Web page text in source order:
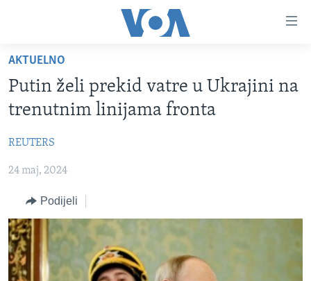
glavni
sadržaj
Pređi
na
glavnu
Idi
pretragu
TV PROGRAM
VIJESTI
SJEDINJENE AMERIČKE DRŽAVE
BOSNA I HERCEGOVINA
SVIJET
NAUKA I TEHNOLOGIJA
SPECIJALNI PROJEKTI
KORUPCIJA
SLOBODA MEDIJA
ŽENSKA STRANA
AKTUELNO
Putin želi prekid vatre u Ukrajini na
trenutnim linijama fronta
REUTERS
24 maj, 2024
Podijeli